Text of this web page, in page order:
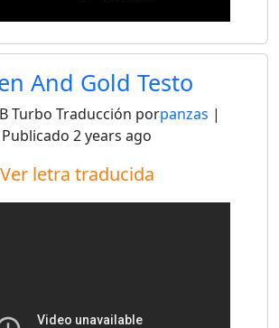
And Gold Testo
Turbo Traducción porpanzas |
Publicado 2 years ago
Ver letra traducida